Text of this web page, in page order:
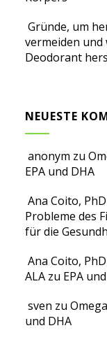
Gründe, um
vermeiden und
Deodorant
NEUESTE
anonym zu
EPA und DHA
Ana Coito, PhD
Probleme des
für die
Ana Coito, PhD
ALA zu EPA
sven zu
und DHA